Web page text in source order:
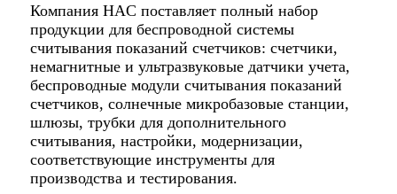
Компания HAC поставляет полный набор
продукции для беспроводной системы
считывания показаний счетчиков: счетчики,
немагнитные и ультразвуковые датчики учета,
беспроводные модули считывания показаний
счетчиков, солнечные микробазовые станции,
шлюзы, трубки для дополнительного
считывания, настройки, модернизации,
соответствующие инструменты для
производства и тестирования.